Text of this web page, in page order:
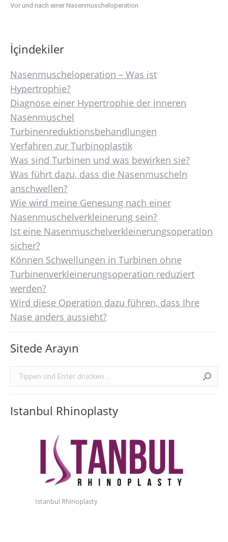
Vor und nach einer Nasenmuscheloperation
İçindekiler
Nasenmuscheloperation – Was ist
Hypertrophie?
Diagnose einer Hypertrophie der inneren
Nasenmuschel
Turbinenreduktionsbehandlungen
Verfahren zur Turbinoplastik
Was sind Turbinen und was bewirken sie?
Was führt dazu, dass die Nasenmuscheln
anschwellen?
Wie wird meine Genesung nach einer
Nasenmuschelverkleinerung sein?
Ist eine Nasenmuschelverkleinerungsoperation
sicher?
Können Schwellungen in Turbinen ohne
Turbinenverkleinerungsoperation reduziert
werden?
Wird diese Operation dazu führen, dass Ihre
Nase anders aussieht?
Sitede Arayın
Search:
Istanbul Rhinoplasty
Istanbul Rhinoplasty